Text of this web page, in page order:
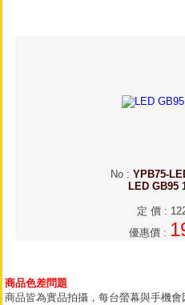
No : YPB75-
LED GB95
定 價 :
優惠價 :
商品色差問題
商品皆為實品拍攝，每台螢幕與手機